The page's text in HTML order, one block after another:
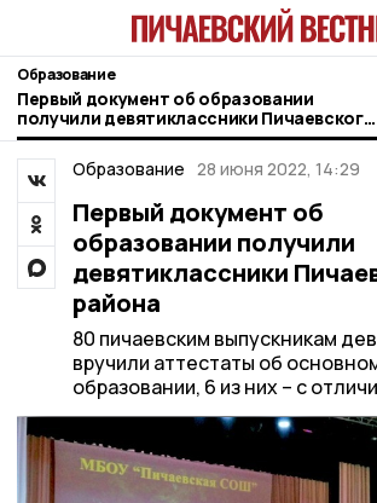
Образование
Первый документ об образовании
получили девятиклассники Пичаевского
района
Образование 28 июня 2022, 14:29
Первый документ об
образовании получили
девятиклассники
района
80 пичаевским выпускникам
вручили аттестаты об
образовании, 6 из них – с